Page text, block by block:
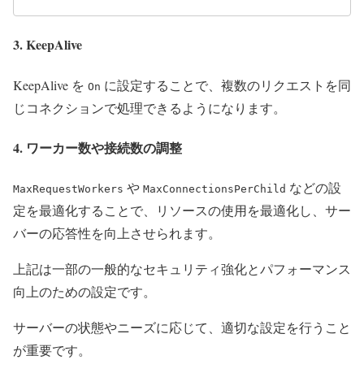
3. KeepAlive
KeepAlive を On に設定することで、複数のリクエストを同
じコネクションで処理できるようになります。
4. ワーカー数や接続数の調整
MaxRequestWorkers や MaxConnectionsPerChild などの設
定を最適化することで、リソースの使用を最適化し、サー
バーの応答性を向上させられます。
上記は一部の一般的なセキュリティ強化とパフォーマンス
向上のための設定です。
サーバーの状態やニーズに応じて、適切な設定を行うこと
が重要です。